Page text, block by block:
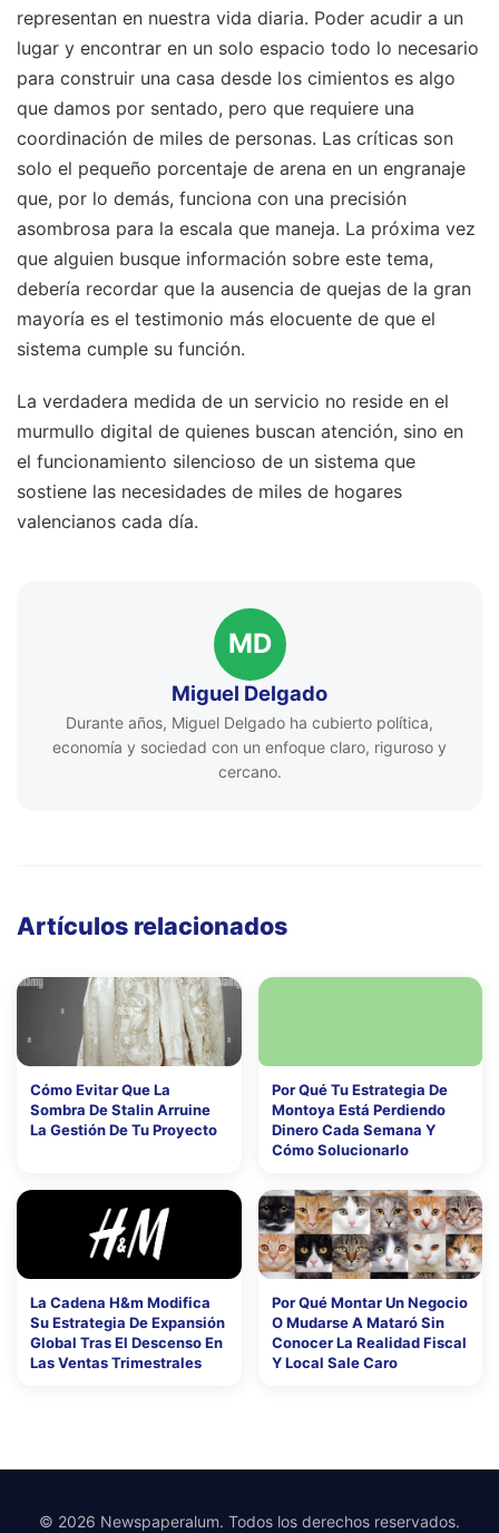
representan en nuestra vida diaria. Poder acudir a un
lugar y encontrar en un solo espacio todo lo necesario
para construir una casa desde los cimientos es algo
que damos por sentado, pero que requiere una
coordinación de miles de personas. Las críticas son
solo el pequeño porcentaje de arena en un engranaje
que, por lo demás, funciona con una precisión
asombrosa para la escala que maneja. La próxima vez
que alguien busque información sobre este tema,
debería recordar que la ausencia de quejas de la gran
mayoría es el testimonio más elocuente de que el
sistema cumple su función.
La verdadera medida de un servicio no reside en el
murmullo digital de quienes buscan atención, sino en
el funcionamiento silencioso de un sistema que
sostiene las necesidades de miles de hogares
valencianos cada día.
MD
Miguel Delgado
Durante años, Miguel Delgado ha cubierto política,
economía y sociedad con un enfoque claro, riguroso y
cercano.
Artículos relacionados
Cómo Evitar Que La
Sombra De Stalin Arruine
La Gestión De Tu Proyecto
Por Qué Tu Estrategia De
Montoya Está Perdiendo
Dinero Cada Semana Y
Cómo Solucionarlo
La Cadena H&m Modifica
Su Estrategia De Expansión
Global Tras El Descenso En
Las Ventas Trimestrales
Por Qué Montar Un Negocio
O Mudarse A Mataró Sin
Conocer La Realidad Fiscal
Y Local Sale Caro
© 2026 Newspaperalum. Todos los derechos reservados.